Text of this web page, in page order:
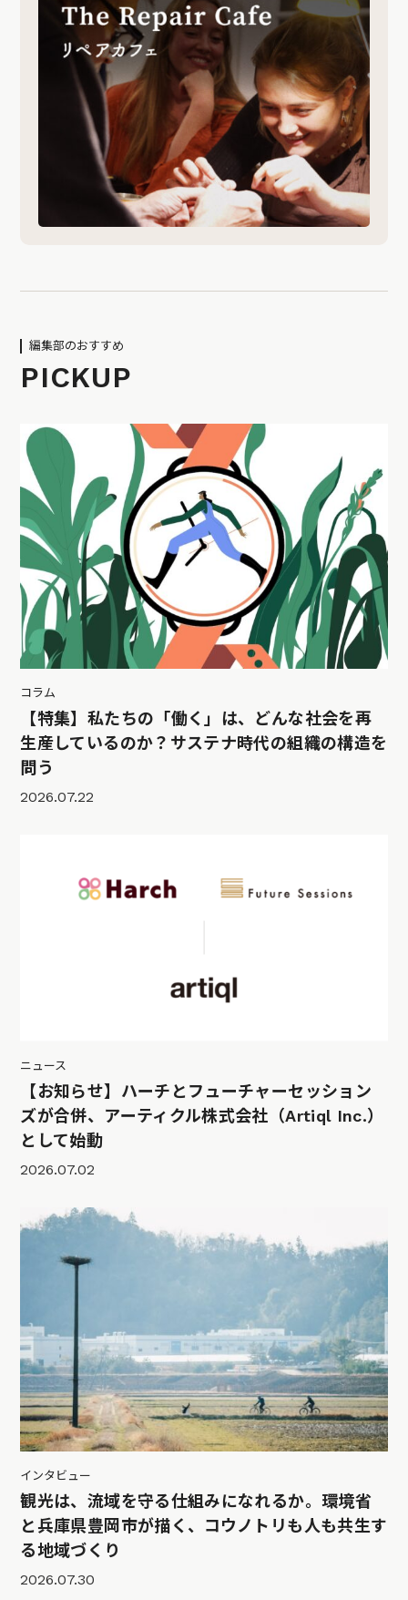
編集部のおすすめ
PICKUP
コラム
【特集】私たちの「働く」は、どんな社会を再
生産しているのか？サステナ時代の組織の構造を
問う
2026.07.22
ニュース
【お知らせ】ハーチとフューチャーセッション
ズが合併、アーティクル株式会社（Artiql Inc.）
として始動
2026.07.02
インタビュー
観光は、流域を守る仕組みになれるか。環境省
と兵庫県豊岡市が描く、コウノトリも人も共生す
る地域づくり
2026.07.30